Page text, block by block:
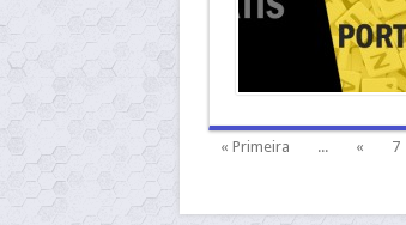
« Primeira ... « 7